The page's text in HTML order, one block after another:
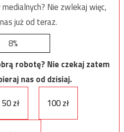
Nie zwlekaj więc,
już od teraz.
8%
robotę? Nie czekaj zatem
nas od dzisiaj.
50 zł 100 zł